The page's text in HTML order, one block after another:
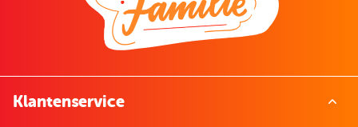
Klantenservice